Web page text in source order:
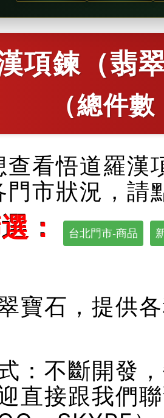
項鍊（翡
（總件
查看悟道羅漢
門市狀況，請
： 台北門市-商品
寶石，提供
：不斷開發
直接跟我們